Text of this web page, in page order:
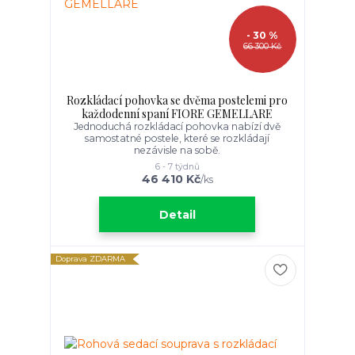
66 300 Kč
- 30 %
Rozkládací pohovka se dvěma postelemi pro
každodenní spaní FIORE GEMELLARE
Jednoduchá rozkládací pohovka nabízí dvě
samostatné postele, které se rozkládají
nezávisle na sobě.
46 410 Kč/ks
6 - 7 týdnů
Detail
Doprava ZDARMA